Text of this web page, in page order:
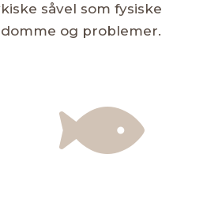
såvel som fysiske
og problemer.
